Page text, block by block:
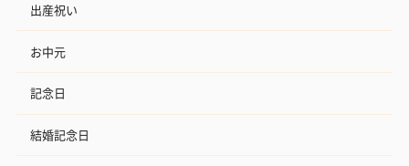
出産祝い
お中元
記念日
結婚記念日